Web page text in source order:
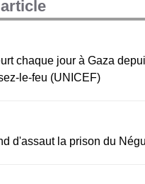
chaque jour à Gaza
le-feu (UNICEF)
d'assaut la prison du